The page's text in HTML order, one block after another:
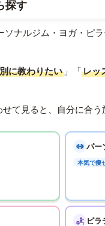
探す
ナルジム・ヨガ・ピ
に教わりたい 」「レッ
せて見ると、自分に合う
パー
本気で痩
ピラ